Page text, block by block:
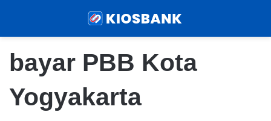
bayar PBB Kota
Yogyakarta